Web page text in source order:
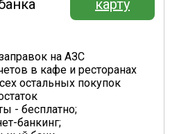
карту
на АЗС
в кафе и ресторанах
остальных покупок
- бесплатно;
банкинг;